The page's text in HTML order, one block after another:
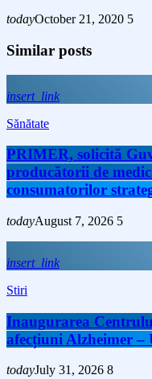
todayOctober 21, 2020 5
Similar posts
insert_link
Sănătate
PRIMER, solicită
producătorii de
consumatorilor
todayAugust 7, 2026 5
insert_link
Stiri
Inaugurarea
afecțiuni Alzheimer –
todayJuly 31, 2026 8